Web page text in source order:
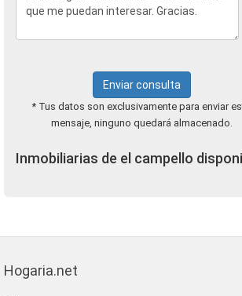
Enviar consulta
* Tus datos son exclusivamente para enviar
mensaje, ninguno quedará almacenado.
Inmobiliarias de el campello
Hogaria.net